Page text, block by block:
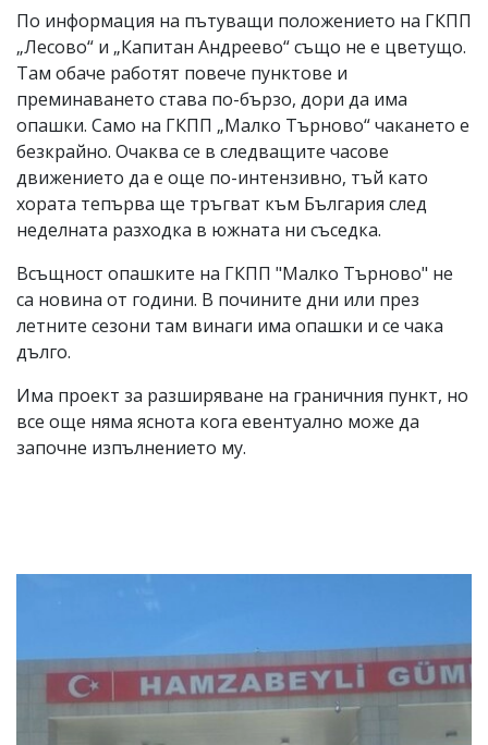
По информация на пътуващи положението на ГКПП
„Лесово“ и „Капитан Андреево“ също не е цветущо.
Там обаче работят повече пунктове и
преминаването става по-бързо, дори да има
опашки. Само на ГКПП „Малко Търново“ чакането е
безкрайно. Очаква се в следващите часове
движението да е още по-интензивно, тъй като
хората тепърва ще тръгват към България след
неделната разходка в южната ни съседка.
Всъщност опашките на ГКПП "Малко Търново" не
са новина от години. В почините дни или през
летните сезони там винаги има опашки и се чака
дълго.
Има проект за разширяване на граничния пункт, но
все още няма яснота кога евентуално може да
започне изпълнението му.